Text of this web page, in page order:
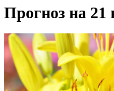
Прогноз на 21